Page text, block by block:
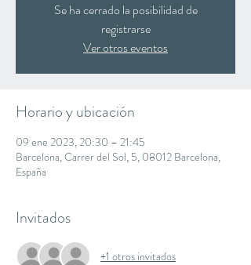
Se ha cerrado la posibilidad de
registrarse
Ver otros eventos
Horario y ubicación
09 ene 2023, 20:30 – 21:45
Barcelona, Carrer del Sol, 5, 08012 Barcelona,
España
Invitados
+1 otros invitados